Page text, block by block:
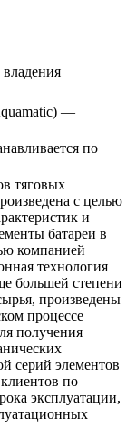
—
по
тяговых
с целью
и
батареи в
компанией
технология
большей степени
произведены
процессе
получения
серий элементов
по
эксплуатации,